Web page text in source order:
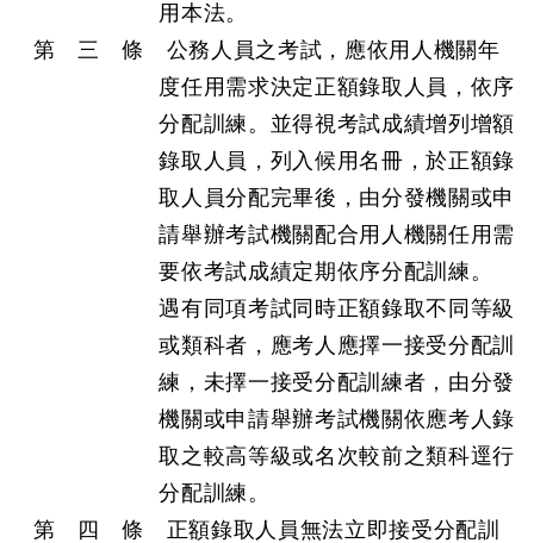
用本法。
第 三 條 公務人員之考試，應依用人機關年
度任用需求決定正額錄取人員，依序
分配訓練。並得視考試成績增列增額
錄取人員，列入候用名冊，於正額錄
取人員分配完畢後，由分發機關或申
請舉辦考試機關配合用人機關任用需
要依考試成績定期依序分配訓練。
遇有同項考試同時正額錄取不同等級
或類科者，應考人應擇一接受分配訓
練，未擇一接受分配訓練者，由分發
機關或申請舉辦考試機關依應考人錄
取之較高等級或名次較前之類科逕行
分配訓練。
第 四 條 正額錄取人員無法立即接受分配訓